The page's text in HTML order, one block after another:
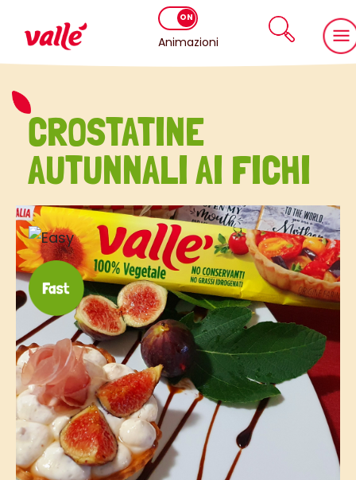
Animazioni
CROSTATINE
AUTUNNALI AI FICHI